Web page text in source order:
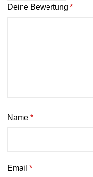
Deine Bewertung *
Name *
Email *